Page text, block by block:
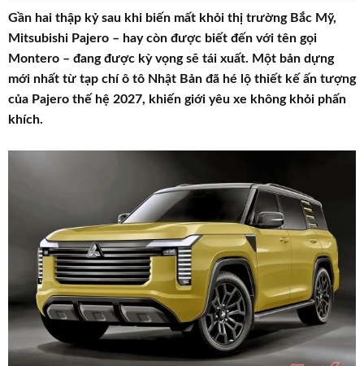
t
a
r
đ
ầ
Gần hai thập kỷ sau khi biến mất khỏi thị trường Bắc Mỹ,
Mitsubishi Pajero – hay còn được biết đến với tên gọi
Montero – đang được kỳ vọng sẽ tái xuất. Một bản dựng
mới nhất từ tạp chí ô tô Nhật Bản đã hé lộ thiết kế ấn tượng
của Pajero thế hệ 2027, khiến giới yêu xe không khỏi phấn
khích.